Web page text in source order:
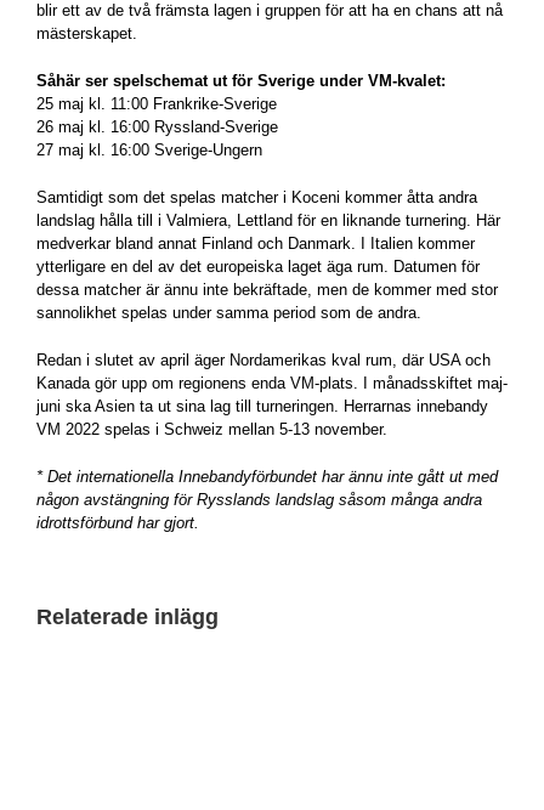
blir ett av de två främsta lagen i gruppen för att ha en chans att nå
mästerskapet.
Såhär ser spelschemat ut för Sverige under VM-kvalet:
25 maj kl. 11:00 Frankrike-Sverige
26 maj kl. 16:00 Ryssland-Sverige
27 maj kl. 16:00 Sverige-Ungern
Samtidigt som det spelas matcher i Koceni kommer åtta andra
landslag hålla till i Valmiera, Lettland för en liknande turnering. Här
medverkar bland annat Finland och Danmark. I Italien kommer
ytterligare en del av det europeiska laget äga rum. Datumen för
dessa matcher är ännu inte bekräftade, men de kommer med stor
sannolikhet spelas under samma period som de andra.
Redan i slutet av april äger Nordamerikas kval rum, där USA och
Kanada gör upp om regionens enda VM-plats. I månadsskiftet maj-
juni ska Asien ta ut sina lag till turneringen. Herrarnas innebandy
VM 2022 spelas i Schweiz mellan 5-13 november.
* Det internationella Innebandyförbundet har ännu inte gått ut med
någon avstängning för Rysslands landslag såsom många andra
idrottsförbund har gjort.
Relaterade inlägg